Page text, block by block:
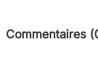
Commentaires